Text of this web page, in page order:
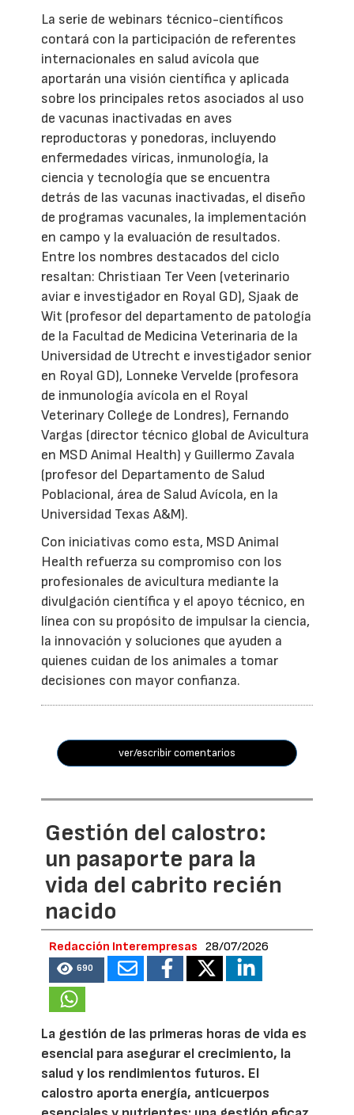
La serie de webinars técnico-científicos
contará con la participación de referentes
internacionales en salud avícola que
aportarán una visión científica y aplicada
sobre los principales retos asociados al uso
de vacunas inactivadas en aves
reproductoras y ponedoras, incluyendo
enfermedades víricas, inmunología, la
ciencia y tecnología que se encuentra
detrás de las vacunas inactivadas, el diseño
de programas vacunales, la implementación
en campo y la evaluación de resultados.
Entre los nombres destacados del ciclo
resaltan: Christiaan Ter Veen (veterinario
aviar e investigador en Royal GD), Sjaak de
Wit (profesor del departamento de patología
de la Facultad de Medicina Veterinaria de la
Universidad de Utrecht e investigador senior
en Royal GD), Lonneke Vervelde (profesora
de inmunología avícola en el Royal
Veterinary College de Londres), Fernando
Vargas (director técnico global de Avicultura
en MSD Animal Health) y Guillermo Zavala
(profesor del Departamento de Salud
Poblacional, área de Salud Avícola, en la
Universidad Texas A&M).
Con iniciativas como esta, MSD Animal
Health refuerza su compromiso con los
profesionales de avicultura mediante la
divulgación científica y el apoyo técnico, en
línea con su propósito de impulsar la ciencia,
la innovación y soluciones que ayuden a
quienes cuidan de los animales a tomar
decisiones con mayor confianza.
ver/escribir comentarios
Gestión del calostro:
un pasaporte para la
vida del cabrito recién
nacido
Redacción Interempresas 28/07/2026
690
La gestión de las primeras horas de vida es
esencial para asegurar el crecimiento, la
salud y los rendimientos futuros. El
calostro aporta energía, anticuerpos